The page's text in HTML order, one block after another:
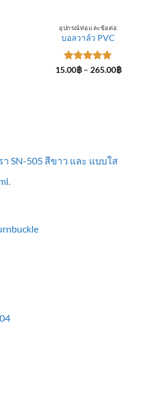
อุปกรณ์ท่อและข้อต่อ
บอลวาล์ว PVC
ให้คะแนน
15.00฿ – 265.00฿Price
SN-505 สีขาว และ แบบใส